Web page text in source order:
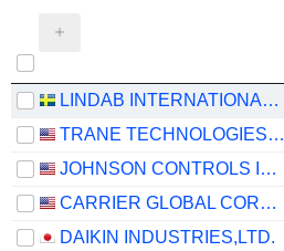
LINDAB INTERNATIONAL AB
TRANE TECHNOLOGIES PLC
JOHNSON CONTROLS INTERNATIONAL PLC
CARRIER GLOBAL CORPORATION
DAIKIN INDUSTRIES,LTD.